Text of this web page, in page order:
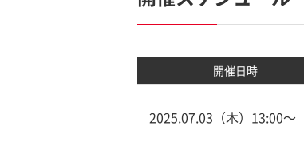
開催日時
2025.07.03（木）13:00〜